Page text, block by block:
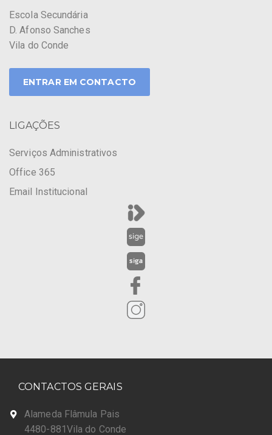
Escola Secundária
D. Afonso Sanches
Vila do Conde
ENTRAR EM CONTACTO
LIGAÇÕES
Serviços Administrativos
Office 365
Email Institucional
CONTACTOS GERAIS
Alameda Flâmula Pais
4480-881Vila do Conde